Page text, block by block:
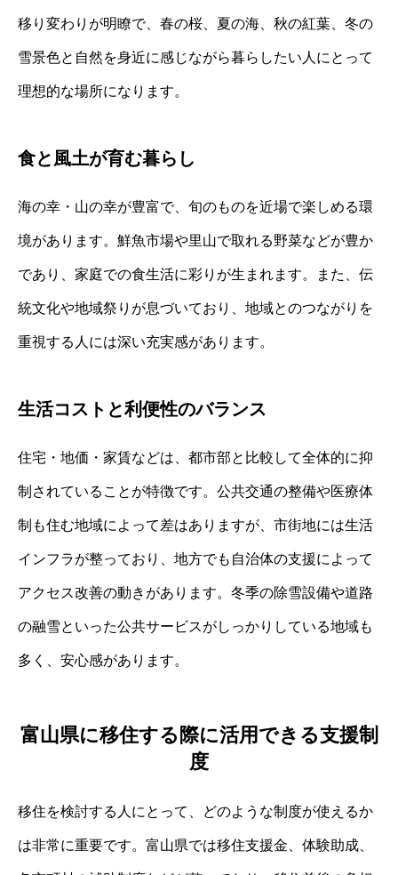
移り変わりが明瞭で、春の桜、夏の海、秋の紅葉、冬の
雪景色と自然を身近に感じながら暮らしたい人にとって
理想的な場所になります。
食と風土が育む暮らし
海の幸・山の幸が豊富で、旬のものを近場で楽しめる環
境があります。鮮魚市場や里山で取れる野菜などが豊か
であり、家庭での食生活に彩りが生まれます。また、伝
統文化や地域祭りが息づいており、地域とのつながりを
重視する人には深い充実感があります。
生活コストと利便性のバランス
住宅・地価・家賃などは、都市部と比較して全体的に抑
制されていることが特徴です。公共交通の整備や医療体
制も住む地域によって差はありますが、市街地には生活
インフラが整っており、地方でも自治体の支援によって
アクセス改善の動きがあります。冬季の除雪設備や道路
の融雪といった公共サービスがしっかりしている地域も
多く、安心感があります。
富山県に移住する際に活用できる支援制
度
移住を検討する人にとって、どのような制度が使えるか
は非常に重要です。富山県では移住支援金、体験助成、